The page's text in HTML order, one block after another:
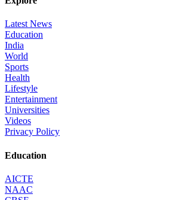
Latest News
Education
India
World
Sports
Health
Lifestyle
Entertainment
Universities
Videos
Privacy Policy
Education
AICTE
NAAC